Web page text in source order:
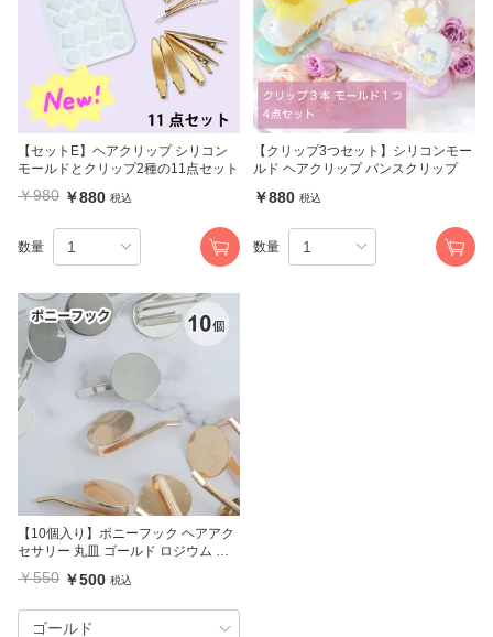
【セットE】ヘアクリップ シリコン
モールドとクリップ2種の11点セット
￥980 ￥880 税込
数量
【クリップ3つセット】シリコンモー
ルド ヘアクリップ バンスクリップ
￥880 税込
数量
【10個入り】ポニーフック ヘアアク
セサリー 丸皿 ゴールド ロジウム 台
座1.8cm
￥550 ￥500 税込